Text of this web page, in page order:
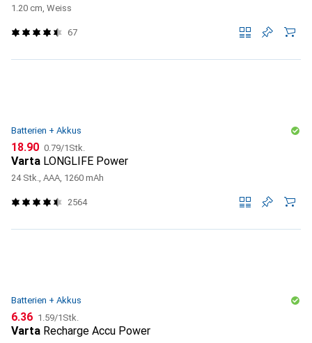
1.20 cm, Weiss
67
Batterien + Akkus
CHF
18.90 CHF
0.79/1Stk.
Varta LONGLIFE Power
24 Stk., AAA, 1260 mAh
2564
Batterien + Akkus
CHF
6.36 CHF
1.59/1Stk.
Varta Recharge Accu Power